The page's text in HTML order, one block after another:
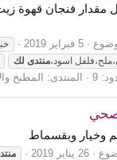
فنجان قهوة
5 فبراير 2019
اسود،منتدى لك
9 المنتدى: المطبخ
وخيار وبقسماط
26 يناير 2019